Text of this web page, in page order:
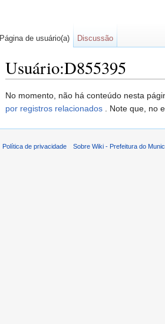
Usuário:D855395
No momento, não há conteúdo nesta
por registros relacionados . Note que, no
Página de usuário(a) Discussão
Política de privacidade Sobre Wiki - Prefeitura do